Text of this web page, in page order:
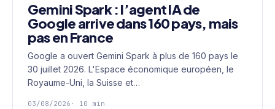
Gemini Spark : l’agent IA de
Google arrive dans 160 pays, mais
pas en France
Google a ouvert Gemini Spark à plus de 160 pays le
30 juillet 2026. L'Espace économique européen, le
Royaume-Uni, la Suisse et…
03/08/2026 · 10 min